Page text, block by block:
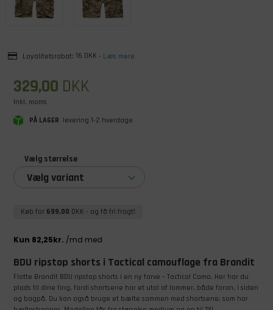
Loyalitetsrabat: 16 DKK - Læs mere
329,00 DKK
Inkl. moms
PÅ LAGER levering 1-2 hverdage
Vælg størrelse
Vælg variant
Køb for 699,00 DKK - og få fri fragt!
BDU ripstop shorts i Tactical camouflage fra Brandit
Flotte Brandit BDU ripstop shorts i en ny farve – Tactical Camo. Her har du
plads til dine ting, fordi shortsene har et utal af lommer, både foran, i siden
og bagpå. Du kan også bruge et bælte sammen med shortsene, som har